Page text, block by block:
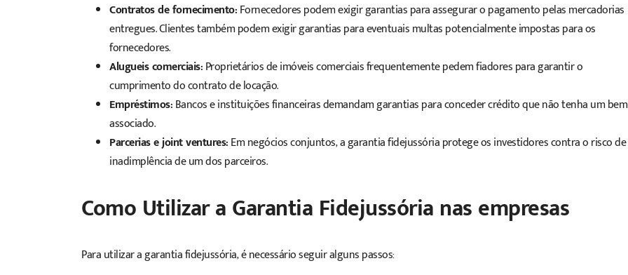
Contratos de fornecimento:Fornecedores podem exigir garantias para assegurar o pagamento pelas mercadorias
entregues. Clientes também podem exigir garantias para eventuais multas potencialmente impostas para os
fornecedores.
Alugueis comerciais:Proprietários de imóveis comerciais frequentemente pedem fiadores para garantir o
cumprimento do contrato de locação. ​
Empréstimos:Bancos e instituições financeiras demandam garantias para conceder crédito que não tenha um bem
associado. ​
Parcerias e joint ventures:Em negócios conjuntos, a garantia fidejussória protege os investidores contra o risco de
inadimplência de um dos parceiros. ​
Como Utilizar a Garantia Fidejussória nas empresas
Para utilizar a garantia fidejussória, é necessário seguir alguns passos: